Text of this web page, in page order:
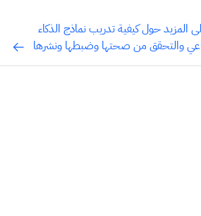
المزيد حول كيفية تدريب نماذج الذكاء
والتحقق من صحتها وضبطها ونشرها